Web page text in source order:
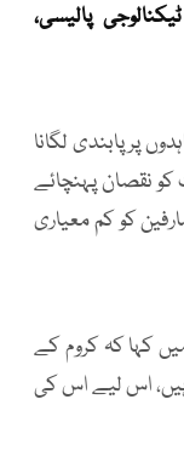
پالیسی،
پر پابندی لگانا
نقصان پہنچائے
کو کم معیاری
کہا کہ کروم کے
ہیں، اس لیے اس کی